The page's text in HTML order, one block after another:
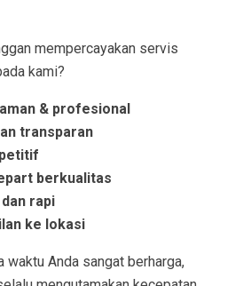
mempercayakan servis
kami?
& profesional
transparan
berkualitas
rapi
ke lokasi
waktu Anda sangat berharga,